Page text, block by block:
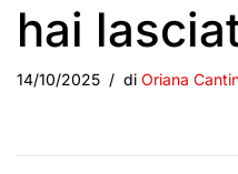
hai
14/10/2025 di Oriana